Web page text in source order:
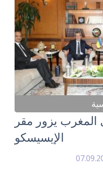
المغرب يزور مقر
الإيسيسكو